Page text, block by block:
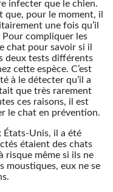
infecter que le chien.
que, pour le moment, il
une fois qu’il
Pour compliquer les
chat pour savoir si il
deux tests différents
cette espèce. C’est
à le détecter qu’il a
que très rarement
ces raisons, il est
le chat en prévention.
États-Unis, il a été
étaient des chats
risque même si ils ne
moustiques, eux ne se